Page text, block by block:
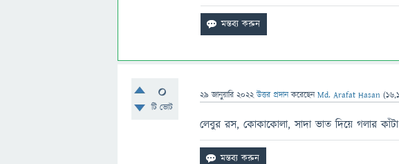
0
টি ভোট
29 জানুয়ারি 2022 উত্তর প্রদান করেছেনMd. Arafat Hasan (
লেবুর রস, কোকাকোলা, সাদা ভাত দিয়ে গলার কাঁটা